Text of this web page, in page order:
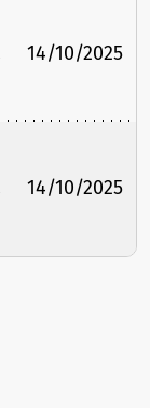
14/10/2025
14/10/2025